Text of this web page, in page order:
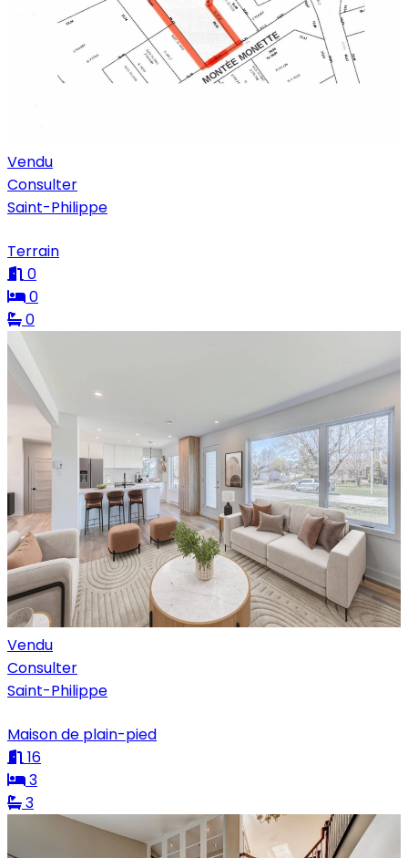
Vendu
Consulter
Saint-Philippe
Terrain
0
0
0
Vendu
Consulter
Saint-Philippe
Maison de plain-pied
16
3
3